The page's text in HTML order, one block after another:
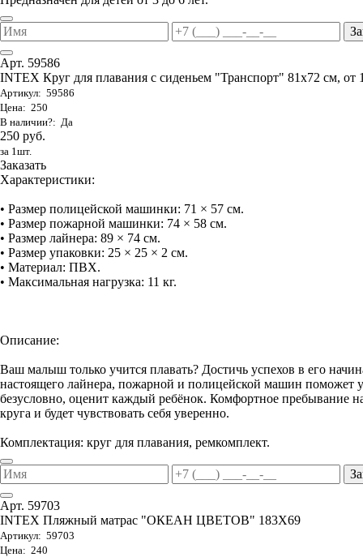
Арт. 59586
INTEX Круг для плавания с сиденьем "Транспорт" 81х72 см,
Артикул: 59586
Цена: 250
В наличии?: Да
250 руб.
за 1шт.
Заказать
Характеристики:
• Размер полицейской машинки: 71 × 57 см.
• Размер пожарной машинки: 74 × 58 см.
• Размер лайнера: 89 × 74 см.
• Размер упаковки: 25 × 25 × 2 см.
• Материал: ПВХ.
• Максимальная нагрузка: 11 кг.
Описание:
Ваш малыш только учится плавать? Достичь успехов в его
настоящего лайнера, пожарной и полицейской машин поможет
безусловно, оценит каждый ребёнок. Комфортное пребывание
круга и будет чувствовать себя уверенно.
Комплектация: круг для плавания, ремкомплект.
Арт. 59703
INTEX Пляжный матрас "ОКЕАН ЦВЕТОВ" 183Х69
Артикул: 59703
Цена: 240